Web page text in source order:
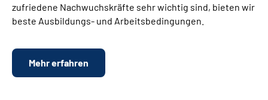
zufriedene Nachwuchskräfte sehr wichtig sind, bieten wir
beste Ausbildungs- und Arbeitsbedingungen.
Mehr erfahren